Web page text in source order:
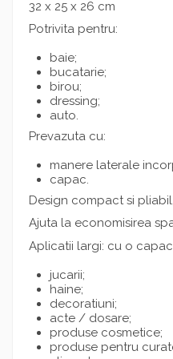
32 x 25 x 26 cm
Potrivita pentru:
baie;
bucatarie;
birou;
dressing;
auto.
Prevazuta cu:
manere laterale
capac.
Design compact si
Ajuta la economisirea
Aplicatii largi: cu o
jucarii;
haine;
decoratiuni;
acte / dosare;
produse cosmetice;
produse pentru